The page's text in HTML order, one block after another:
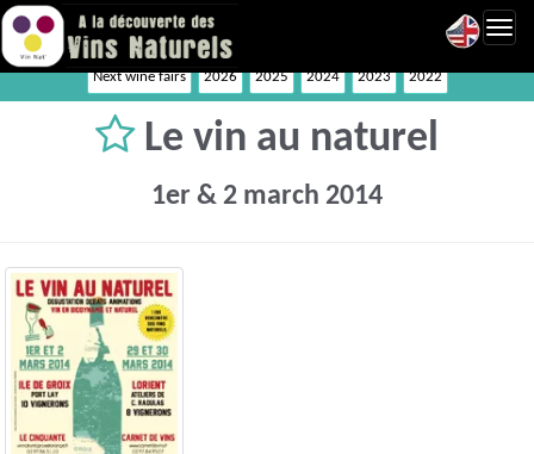
Next wine fairs 2026 2025 2024 2023 2022
Le vin au naturel
1er & 2 march 2014